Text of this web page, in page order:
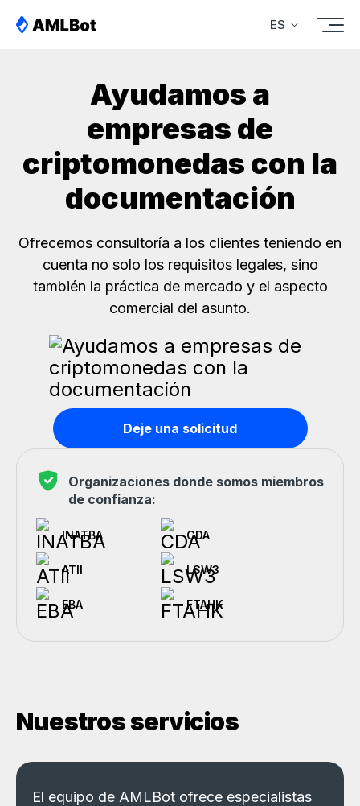
ES
Ayudamos a
empresas de
criptomonedas con la
documentación
Ofrecemos consultoría a los clientes teniendo en
cuenta no solo los requisitos legales, sino
también la práctica de mercado y el aspecto
comercial del asunto.
Deje una solicitud
Organizaciones donde somos miembros
de confianza:
INATBA CDA
ATII LSW3
EBA FTAHK
Nuestros servicios
El equipo de AMLBot ofrece especialistas